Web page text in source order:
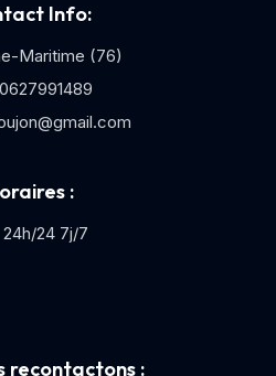
Info:
Maritime (76)
0627991489
:
24h/24 7j/7
recontactons :